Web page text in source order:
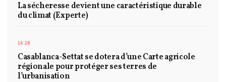
La sécheresse devient une caractéristique durable
du climat (Experte)
16:28
Casablanca-Settat se dotera d’une Carte agricole
régionale pour protéger ses terres de
l’urbanisation